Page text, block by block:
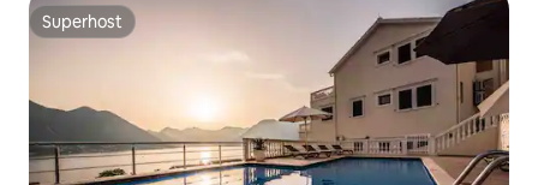
Superhost
Superhost